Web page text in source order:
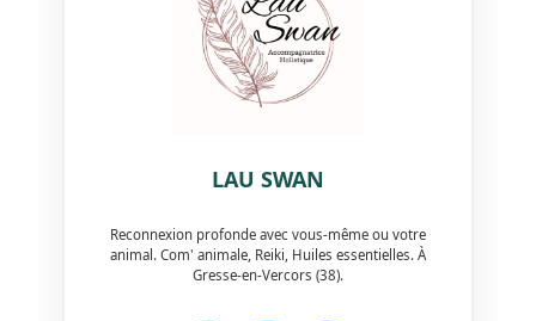
LAU SWAN
Reconnexion profonde avec vous-même ou votre
animal. Com' animale, Reiki, Huiles essentielles. À
Gresse-en-Vercors (38).